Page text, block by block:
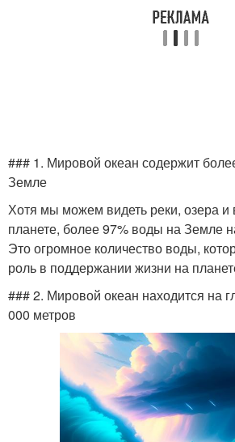
### 1. Мировой океан содержит
Земле
Хотя мы можем видеть реки, озера
планете, более 97% воды на Земле
Это огромное количество воды,
роль в поддержании жизни на
### 2. Мировой океан находится на
000 метров